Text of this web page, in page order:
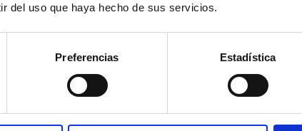
del uso que haya hecho de sus servicios.
Preferencias Estadística
AVISO LEGAL – TÉRMINOS Y CONDICIONES DE SERVICIOS ONLINE
Campus Virtual
Contacto Webmail User Login